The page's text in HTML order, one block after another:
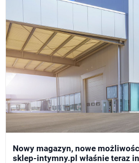
Nowy magazyn, nowe
sklep-intymny.pl właśnie teraz